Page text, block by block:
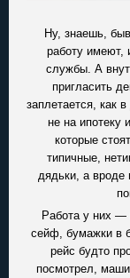
Ну, знаешь,
работу имеют,
службы. А
пригласить
заплетается, как
не на ипотеку
которые
типичные,
дядьки, а вроде
Работа у них —
сейф, бумажки в
рейс будто
посмотрел,